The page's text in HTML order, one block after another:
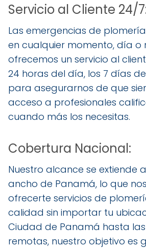
Servicio al Cliente 24/
Las emergencias de
en cualquier momento, día o
ofrecemos un servicio al
24 horas del día, los 7 días
para asegurarnos de que
acceso a profesionales
cuando más los necesitas.
Cobertura Nacional:
Nuestro alcance se extiende
ancho de Panamá, lo que
ofrecerte servicios de
calidad sin importar tu
Ciudad de Panamá hasta
remotas, nuestro objetivo es